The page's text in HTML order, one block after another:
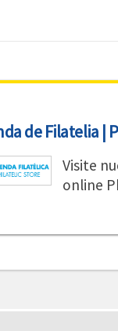
de Filatelia |
Visite
online